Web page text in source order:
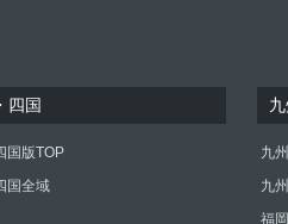
四国
国版TOP
国全域
九
九
福